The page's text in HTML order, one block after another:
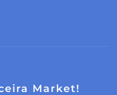
Market!